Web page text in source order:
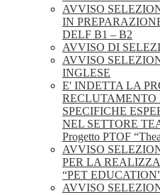
AVVISO
IN
DELF B1 – B2
AVVISO DI
AVVISO
INGLESE
E' INDETTA LA
RECLUTAMENTO
SPECIFICHE
NEL SETTORE
Progetto PTOF
AVVISO
PER LA
“PET
AVVISO